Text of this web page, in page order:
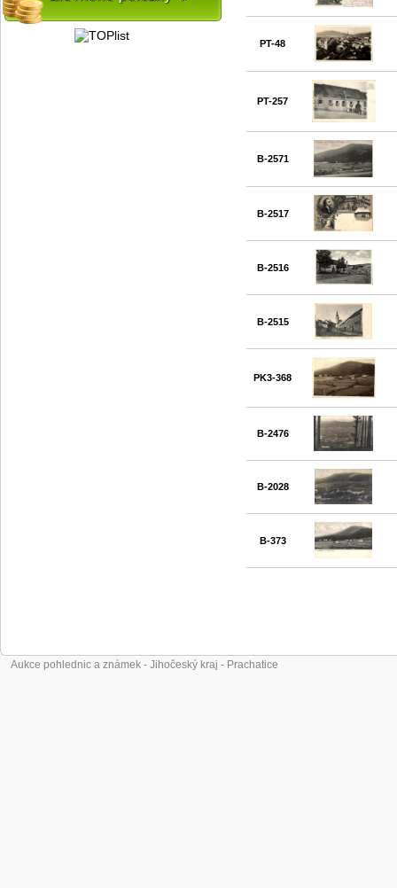
PT-48
PT-257
B-2571
B-2517
B-2516
B-2515
PK3-368
B-2476
B-2028
B-373
Aukce pohlednic a známek - Jihočeský kraj - Prachatice